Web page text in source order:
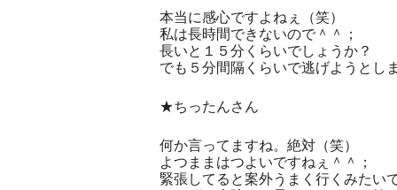
本当に感心ですよねぇ（笑）
私は長時間できないので＾＾；
長いと１５分くらいでしょうか？
でも５分間隔くらいで逃げようとし
★ちったんさん
何か言ってますね。絶対（笑）
よつままはつよいですねぇ＾＾；
緊張してると案外うまく行くみたい